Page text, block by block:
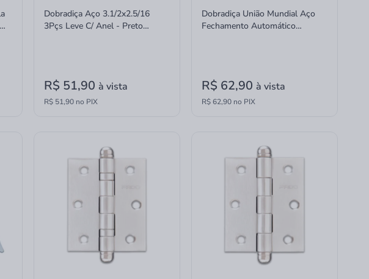
Dobradiça Aço 3.1/2x2.5/16
3Pçs Leve C/ Anel - Preto
R$ 51,90 à vista
R$ 51,90 no PIX
Dobradiça União Mundial Aço
Fechamento Automático
R$ 62,90 à vista
R$ 62,90 no PIX